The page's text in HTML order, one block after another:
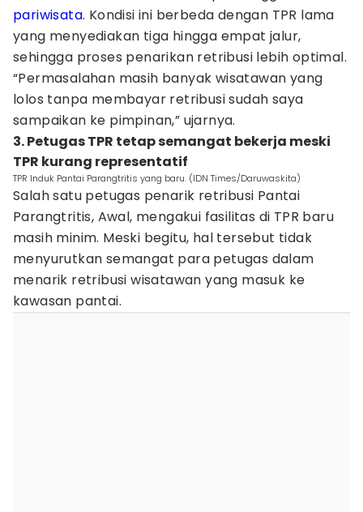
pariwisata. Kondisi ini berbeda dengan TPR lama
yang menyediakan tiga hingga empat jalur,
sehingga proses penarikan retribusi lebih optimal.
“Permasalahan masih banyak wisatawan yang
lolos tanpa membayar retribusi sudah saya
sampaikan ke pimpinan,” ujarnya.
3. Petugas TPR tetap semangat bekerja meski
TPR kurang representatif
TPR Induk Pantai Parangtritis yang baru. (IDN Times/Daruwaskita)
Salah satu petugas penarik retribusi Pantai
Parangtritis, Awal, mengakui fasilitas di TPR baru
masih minim. Meski begitu, hal tersebut tidak
menyurutkan semangat para petugas dalam
menarik retribusi wisatawan yang masuk ke
kawasan pantai.